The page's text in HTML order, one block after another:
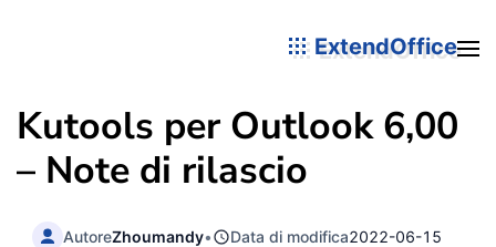
ExtendOffice
Kutools per Outlook 6,00
– Note di rilascio
AutoreZhoumandy• Data di modifica2022-06-15